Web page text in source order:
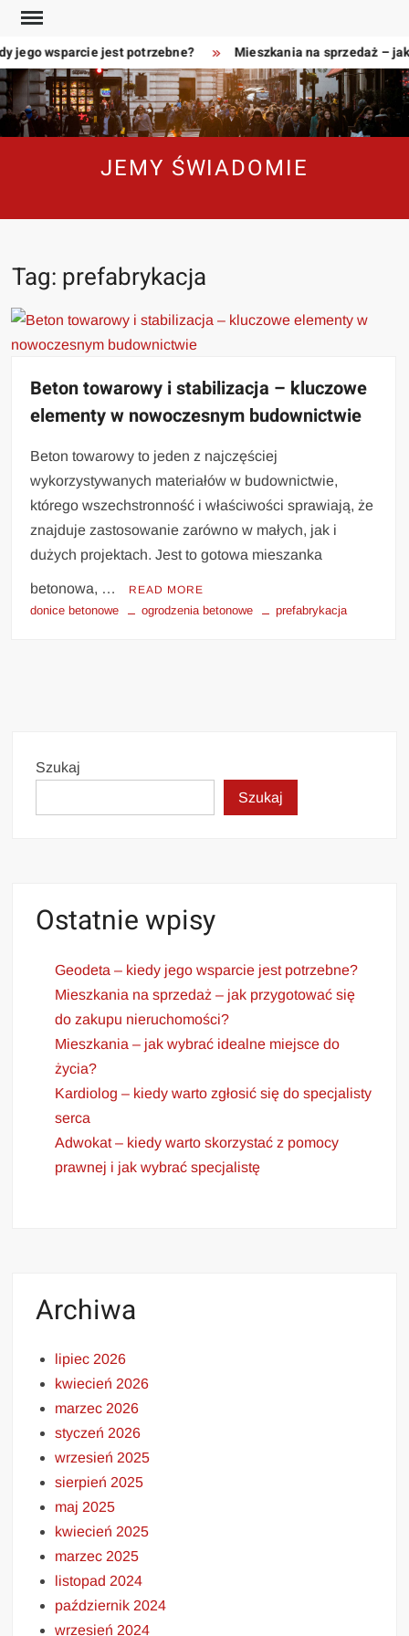
Skip
content
jego wsparcie jest potrzebne? Mieszkania na sprzedaż –
JEMY ŚWIADOMIE
Tag: prefabrykacja
Beton towarowy i stabilizacja – kluczowe
elementy w nowoczesnym budownictwie
Beton towarowy to jeden z najczęściej
wykorzystywanych materiałów w budownictwie,
którego wszechstronność i właściwości sprawiają, że
znajduje zastosowanie zarówno w małych, jak i
dużych projektach. Jest to gotowa mieszanka
betonowa, … READ MORE
donice betonowe ogrodzenia betonowe prefabrykacja
Szukaj
Szukaj
Ostatnie wpisy
Geodeta – kiedy jego wsparcie jest potrzebne?
Mieszkania na sprzedaż – jak przygotować się
do zakupu nieruchomości?
Mieszkania – jak wybrać idealne miejsce do
życia?
Kardiolog – kiedy warto zgłosić się do specjalisty
serca
Adwokat – kiedy warto skorzystać z pomocy
prawnej i jak wybrać specjalistę
Archiwa
lipiec 2026
kwiecień 2026
marzec 2026
styczeń 2026
wrzesień 2025
sierpień 2025
maj 2025
kwiecień 2025
marzec 2025
listopad 2024
październik 2024
wrzesień 2024